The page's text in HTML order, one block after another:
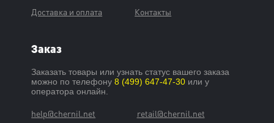
Доставка и оплата
Контакты
Заказ
Заказать товары или узнать статус вашего заказа
можно по телефону8 (499) 647-47-30 или у
оператора онлайн.
help@chernil.net retail@chernil.net